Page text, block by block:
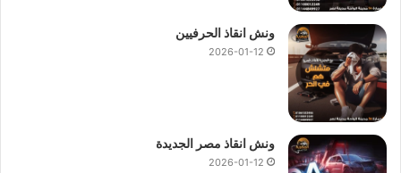
ونش انقاذ الحرفيين
2026-01-12
ونش انقاذ مصر الجديدة
2026-01-12